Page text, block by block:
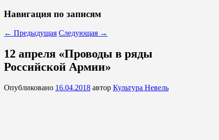
Навигация по записям
← Предыдущая Следующая →
12 апреля «Проводы в ряды
Российской Армии»
Опубликовано 16.04.2018 автор Культура Невель